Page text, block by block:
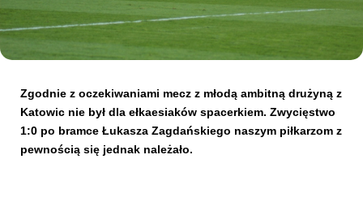
Kibice
Zgodnie z oczekiwaniami mecz z młodą ambitną drużyną z
Katowic nie był dla ełkaesiaków spacerkiem. Zwycięstwo
1:0 po bramce Łukasza Zagdańskiego naszym piłkarzom z
pewnością się jednak należało.